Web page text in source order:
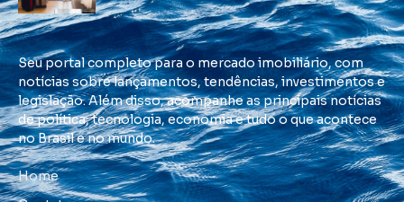
Seu portal completo para o mercado imobiliário, com
notícias sobre lançamentos, tendências, investimentos e
legislação. Além disso, acompanhe as principais notícias
de política, tecnologia, economia e tudo o que acontece
no Brasil e no mundo.
Home